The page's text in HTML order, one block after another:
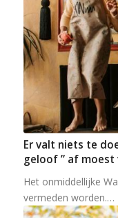
Er valt niets te
geloof ” af moest
Het onmiddellijke
vermeden worden.…